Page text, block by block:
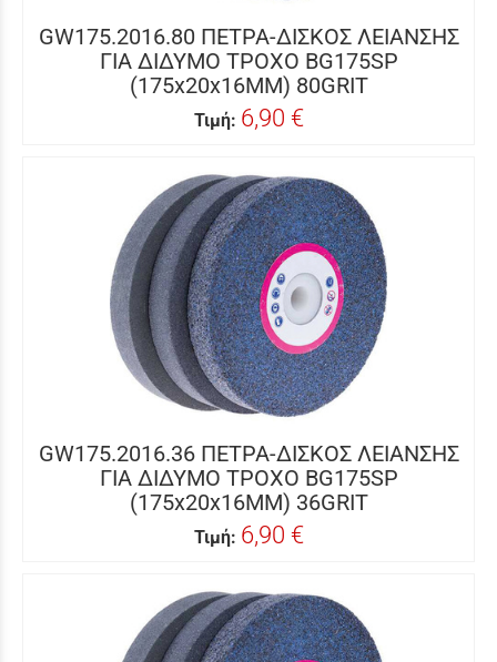
GW175.2016.80 ΠΕΤΡΑ-ΔΙΣΚΟΣ ΛΕΙΑΝΣΗΣ
ΓΙΑ ΔΙΔΥΜΟ ΤΡΟΧΟ BG175SP
(175x20x16MM) 80GRIT
Τιμή: 6,90 €
GW175.2016.36 ΠΕΤΡΑ-ΔΙΣΚΟΣ ΛΕΙΑΝΣΗΣ
ΓΙΑ ΔΙΔΥΜΟ ΤΡΟΧΟ BG175SP
(175x20x16MM) 36GRIT
Τιμή: 6,90 €